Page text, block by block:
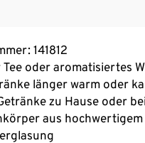
141812
oder aromatisiertes
länger warm oder
zu Hause oder
aus